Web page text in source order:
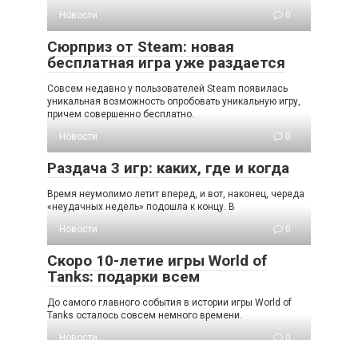
Новости
0
Сюрприз от Steam: новая
бесплатная игра уже раздается
Совсем недавно у пользователей Steam появилась
уникальная возможность опробовать уникальную игру,
причем совершенно бесплатно.
Новости
0
Раздача 3 игр: каких, где и когда
Время неумолимо летит вперед, и вот, наконец, череда
«неудачных недель» подошла к концу. В
Новости
0
Скоро 10-летие игры World of
Tanks: подарки всем
До самого главного события в истории игры World of
Tanks осталось совсем немного времени.